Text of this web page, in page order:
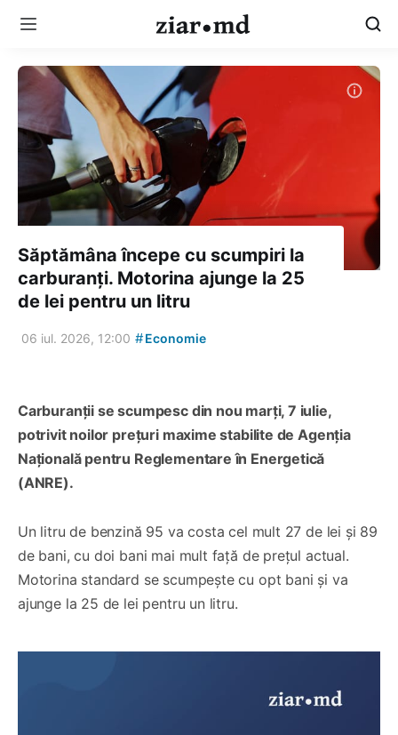
Săptămâna începe cu scumpiri la
carburanți. Motorina ajunge la 25
de lei pentru un litru
06 iul. 2026, 12:00 #Economie
Carburanții se scumpesc din nou marți, 7 iulie,
potrivit noilor prețuri maxime stabilite de Agenția
Națională pentru Reglementare în Energetică
(ANRE).
Un litru de benzină 95 va costa cel mult 27 de lei și 89
de bani, cu doi bani mai mult față de prețul actual.
Motorina standard se scumpește cu opt bani și va
ajunge la 25 de lei pentru un litru.